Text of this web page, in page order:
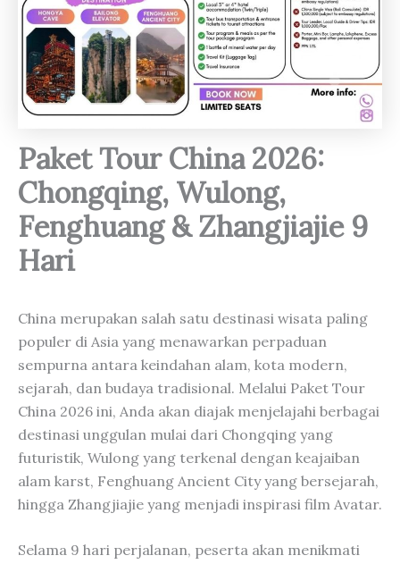
Paket Tour China 2026:
Chongqing, Wulong,
Fenghuang & Zhangjiajie 9
Hari
China merupakan salah satu destinasi wisata paling
populer di Asia yang menawarkan perpaduan
sempurna antara keindahan alam, kota modern,
sejarah, dan budaya tradisional. Melalui Paket Tour
China 2026 ini, Anda akan diajak menjelajahi berbagai
destinasi unggulan mulai dari Chongqing yang
futuristik, Wulong yang terkenal dengan keajaiban
alam karst, Fenghuang Ancient City yang bersejarah,
hingga Zhangjiajie yang menjadi inspirasi film Avatar.
Selama 9 hari perjalanan, peserta akan menikmati